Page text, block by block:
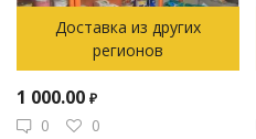
Доставка из других
регионов
1 000.00 ₽
0
0